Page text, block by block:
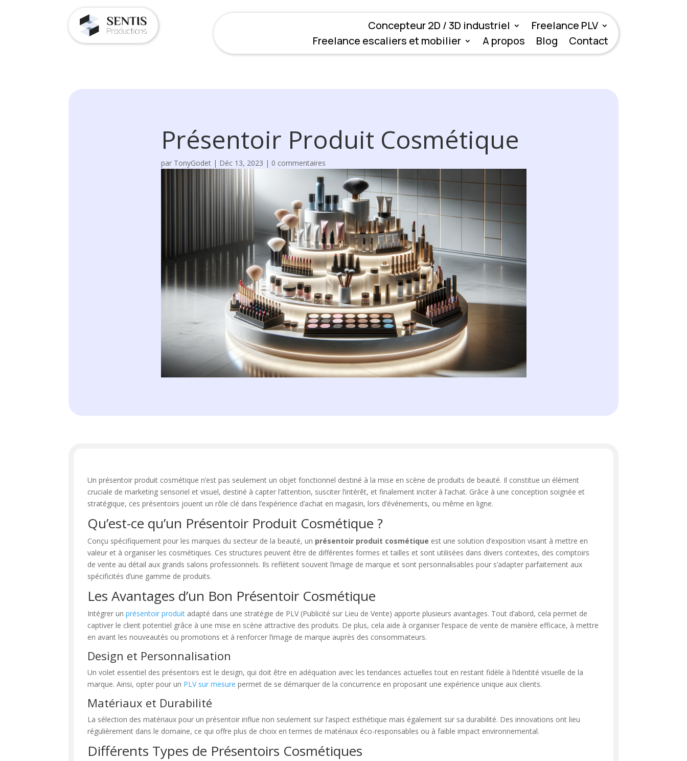
Concepteur 2D / 3D industriel
Freelance PLV
Freelance escaliers et mobilier
A propos Blog Contact
Présentoir Produit Cosmétique
par TonyGodet| Déc 13, 2023 | 0 commentaires
Un présentoir produit cosmétique n’est pas seulement un objet fonctionnel destiné à la mise en scène de produits de beauté. Il constitue un élément
cruciale de marketing sensoriel et visuel, destiné à capter l’attention, susciter l’intérêt, et finalement inciter à l’achat. Grâce à une conception soignée et
stratégique, ces présentoirs jouent un rôle clé dans l’expérience d’achat en magasin, lors d’événements, ou même en ligne.
Qu’est-ce qu’un Présentoir Produit Cosmétique ?
Conçu spécifiquement pour les marques du secteur de la beauté, un présentoir produit cosmétique est une solution d’exposition visant à mettre en
valeur et à organiser les cosmétiques. Ces structures peuvent être de différentes formes et tailles et sont utilisées dans divers contextes, des comptoirs
de vente au détail aux grands salons professionnels. Ils reflètent souvent l’image de marque et sont personnalisables pour s’adapter parfaitement aux
spécificités d’une gamme de produits.
Les Avantages d’un Bon Présentoir Cosmétique
Intégrer unprésentoir produit adapté dans une stratégie de PLV (Publicité sur Lieu de Vente) apporte plusieurs avantages. Tout d’abord, cela permet de
captiver le client potentiel grâce à une mise en scène attractive des produits. De plus, cela aide à organiser l’espace de vente de manière efficace, à mettre
en avant les nouveautés ou promotions et à renforcer l’image de marque auprès des consommateurs.
Design et Personnalisation
Un volet essentiel des présentoirs est le design, qui doit être en adéquation avec les tendances actuelles tout en restant fidèle à l’identité visuelle de la
marque. Ainsi, opter pour un PLV sur mesure permet de se démarquer de la concurrence en proposant une expérience unique aux clients.
Matériaux et Durabilité
La sélection des matériaux pour un présentoir influe non seulement sur l’aspect esthétique mais également sur sa durabilité. Des innovations ont lieu
régulièrement dans le domaine, ce qui offre plus de choix en termes de matériaux éco-responsables ou à faible impact environnemental.
Différents Types de Présentoirs Cosmétiques